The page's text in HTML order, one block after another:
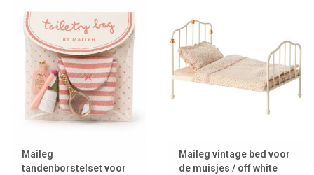
Maileg
tandenborstelset voor
Maileg vintage bed voor
de muisjes / off white